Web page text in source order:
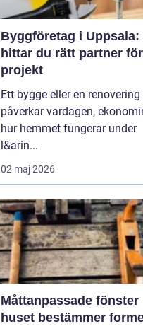
Byggföretag i Uppsala:
hittar du rätt partner
projekt
Ett bygge eller en renovering
påverkar vardagen,
hur hemmet fungerar under
l&arin...
02 maj 2026
Måttanpassade fönster när
huset bestämmer